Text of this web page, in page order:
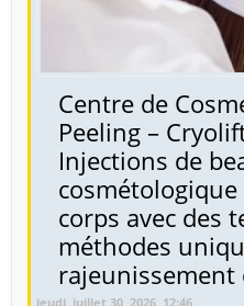
Centre de
Peeling –
Injections de
corps avec des
méthodes
rajeunissement
jeudi, juillet 30, 2026, 12:46